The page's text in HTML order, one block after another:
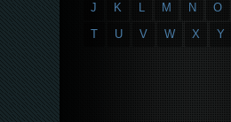
J
K L M N O
T
U V W X Y